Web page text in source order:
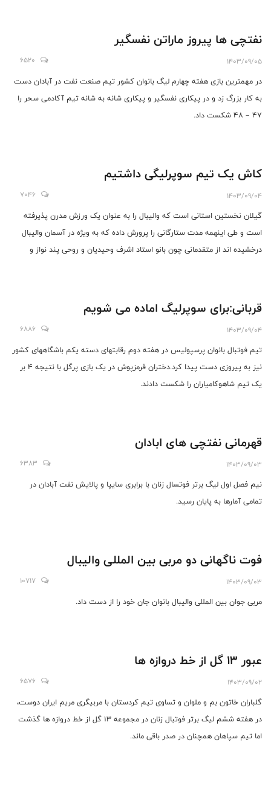
نفتچی ها پیروز ماراتن نفسگیر
1403/09/05
6520
در مهمترین بازی هفته چهارم لیگ بانوان کشور تیم صنعت نفت در آبادان دست
به کار بزرگ زد و در پیکاری نفسگیر و پیکاری شانه به شانه تیم آکادمی سحر را
47 – 48 شکست داد.
کاش یک تیم سوپرلیگی داشتیم
1403/09/04
7046
گیلان نخستین استانی است که والیبال را به عنوان یک ورزش مدرن پذیرفته
است و طی اینهمه مدت ستارگانی را پرورش داده که به ویژه در آسمان والیبال
درخشیده اند از متقدمانی چون بانو استاد اشرف وحیدیان و روحی پند نواز و
قربانی:برای سوپرلیگ اماده می شویم
1403/09/04
6886
تیم فوتبال بانوان پرسپولیس در هفته دوم رقابتهای دسته یکم باشگاههای کشور
نیز به پیروزی دست پیدا کرد.دختران قرمزپوش در یک بازی پرگل با نتیجه 4 بر
یک تیم شاهوکامیاران را شکست دادند.
قهرمانی نفتچی های ابادان
1403/09/03
6383
نیم فصل اول لیگ برتر فوتسال زنان با برابری سایپا و پالایش نفت آبادان در
تمامی آمارها به پایان رسید.
فوت ناگهانی دو مربی بین المللی والیبال
1403/09/03
10717
مربی جوان بین المللی والیبال بانوان جان خود را از دست داد.
عبور 13 گل از خط دروازه ها
1403/09/02
6576
گلباران خاتون بم و ملوان و تساوی تیم کردستان با مربیگری مریم ایران دوست،
در هفته ششم لیگ برتر فوتبال زنان در مجموعه 13 گل از خط دروازه ها گذشت
اما تیم سپاهان همچنان در صدر باقی ماند.